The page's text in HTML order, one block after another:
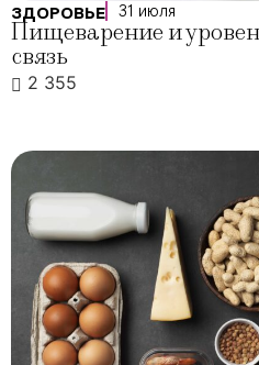
ЗДОРОВЬЕ 31 июля
Пищеварение и
связь
2 355